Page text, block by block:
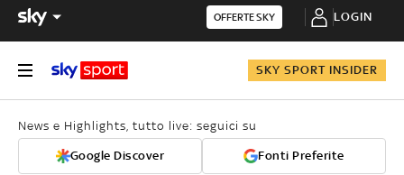
OFFERTE SKY LOGIN
SKY SPORT INSIDER
News e Highlights, tutto live: seguici su
Google Discover Fonti Preferite